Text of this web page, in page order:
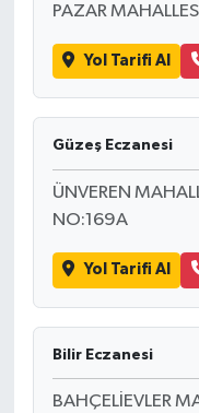
PAZAR
Yol Tarifi Al
Güzeş Eczanesi
ÜNVEREN
NO:169A
Yol Tarifi Al
Bilir Eczanesi
BAHÇELİEVLER